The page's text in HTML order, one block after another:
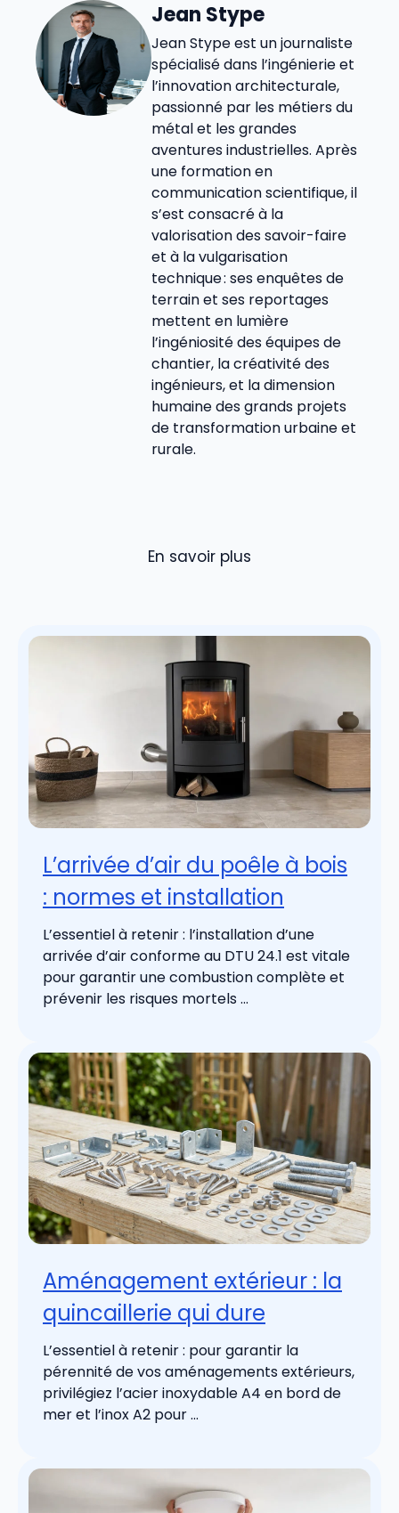
Jean Stype
Jean Stype est un journaliste
spécialisé dans l’ingénierie et
l’innovation architecturale,
passionné par les métiers du
métal et les grandes
aventures industrielles. Après
une formation en
communication scientifique, il
s’est consacré à la
valorisation des savoir-faire
et à la vulgarisation
technique : ses enquêtes de
terrain et ses reportages
mettent en lumière
l’ingéniosité des équipes de
chantier, la créativité des
ingénieurs, et la dimension
humaine des grands projets
de transformation urbaine et
rurale.
En savoir plus
L’arrivée d’air du poêle à bois
: normes et installation
L’essentiel à retenir : l’installation d’une
arrivée d’air conforme au DTU 24.1 est vitale
pour garantir une combustion complète et
prévenir les risques mortels ...
Aménagement extérieur : la
quincaillerie qui dure
L’essentiel à retenir : pour garantir la
pérennité de vos aménagements extérieurs,
privilégiez l’acier inoxydable A4 en bord de
mer et l’inox A2 pour ...